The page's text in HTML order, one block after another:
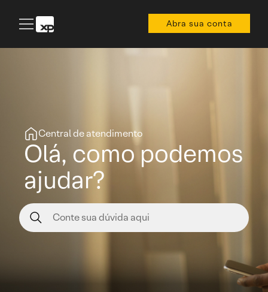
Abra sua conta
Central de atendimento
Olá, como podemos
ajudar?